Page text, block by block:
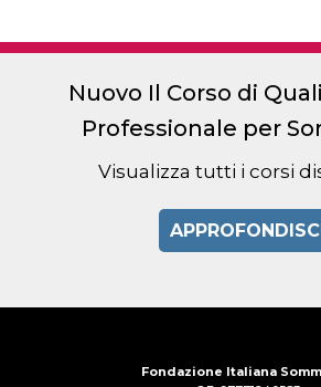
Nuovo Il Corso di
Professionale per
Visualizza tutti i corsi
Fondazione Italiana